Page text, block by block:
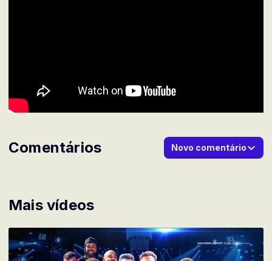
Mais vídeos
Comentários Novo comentário